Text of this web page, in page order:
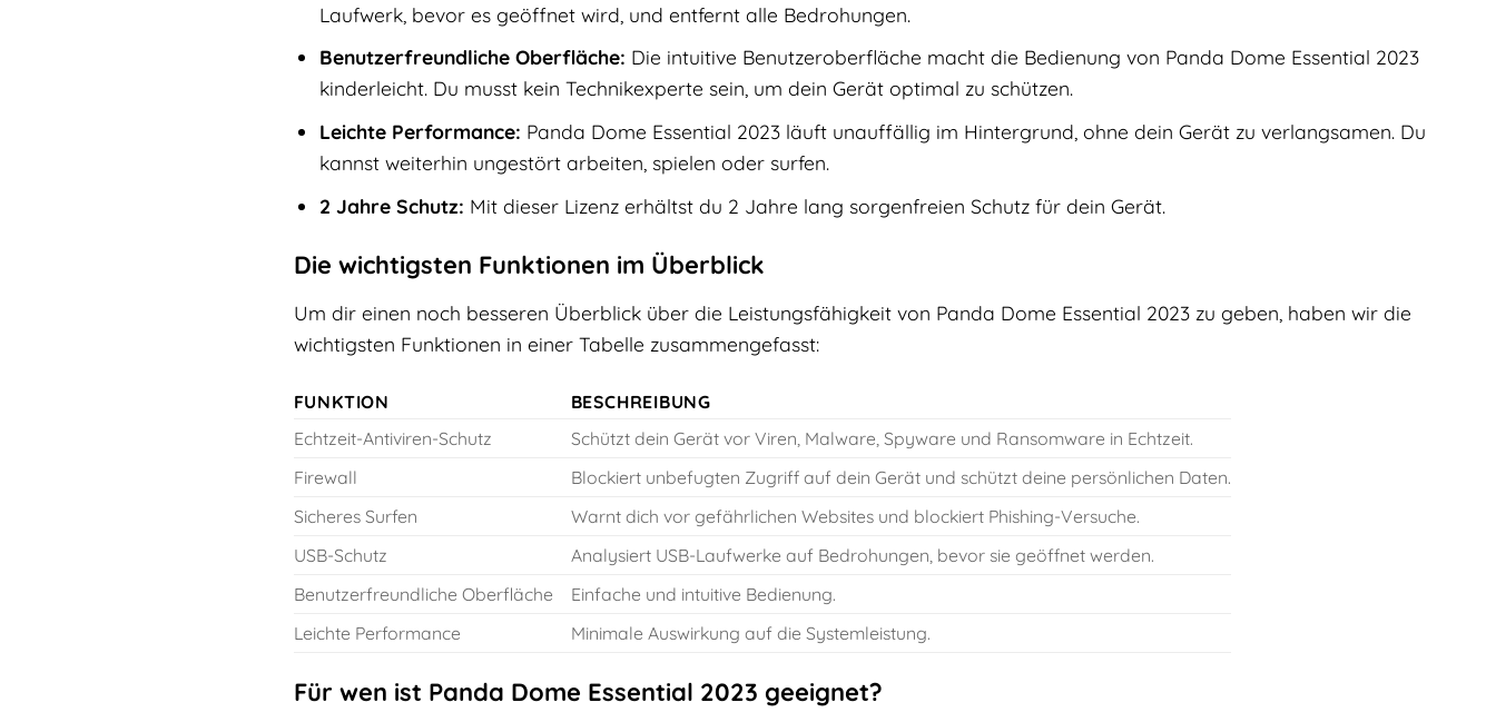
Laufwerk, bevor es geöffnet wird, und entfernt alle Bedrohungen.
Benutzerfreundliche Oberfläche: Die intuitive Benutzeroberfläche macht die Bedienung von Panda Dome Essential 2023
kinderleicht. Du musst kein Technikexperte sein, um dein Gerät optimal zu schützen.
Leichte Performance: Panda Dome Essential 2023 läuft unauffällig im Hintergrund, ohne dein Gerät zu verlangsamen. Du
kannst weiterhin ungestört arbeiten, spielen oder surfen.
2 Jahre Schutz: Mit dieser Lizenz erhältst du 2 Jahre lang sorgenfreien Schutz für dein Gerät.
Die wichtigsten Funktionen im Überblick
Um dir einen noch besseren Überblick über die Leistungsfähigkeit von Panda Dome Essential 2023 zu geben, haben wir die
wichtigsten Funktionen in einer Tabelle zusammengefasst:
FUNKTION
BESCHREIBUNG
Echtzeit-Antiviren-Schutz
Schützt dein Gerät vor Viren, Malware, Spyware und Ransomware in Echtzeit.
Firewall
Blockiert unbefugten Zugriff auf dein Gerät und schützt deine persönlichen Daten.
Sicheres Surfen
Warnt dich vor gefährlichen Websites und blockiert Phishing-Versuche.
USB-Schutz
Analysiert USB-Laufwerke auf Bedrohungen, bevor sie geöffnet werden.
Benutzerfreundliche Oberfläche
Einfache und intuitive Bedienung.
Leichte Performance
Minimale Auswirkung auf die Systemleistung.
Für wen ist Panda Dome Essential 2023 geeignet?